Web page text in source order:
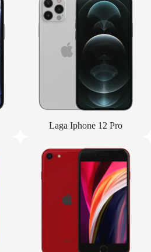
Laga Iphone 12 Pro